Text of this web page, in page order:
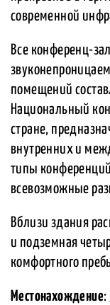
современной
Все конференц-
помещений
Национальный
стране,
внутренних и
типы
всевозможные
Вблизи здания
и подземная
комфортного
Местонахождение: